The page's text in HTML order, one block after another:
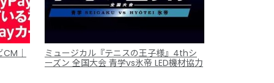
｜
ミュージカル『テニスの王子様』4thシ
ーズン 全国大会 青学vs氷帝 LED機材協力